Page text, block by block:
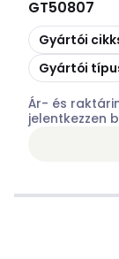
GT50807
Másolás
Gyártói
Másolás
Gyártói
Ár- és
jelentkezzen